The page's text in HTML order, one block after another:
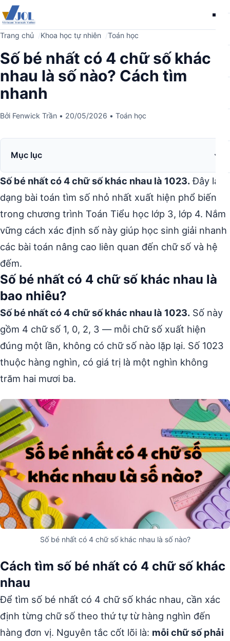
Trang chủ Khoa học tự nhiên Toán học
Số bé nhất có 4 chữ số khác
nhau là số nào? Cách tìm
nhanh
Bởi Fenwick Trần • 20/05/2026 • Toán học
Mục lục
Số bé nhất có 4 chữ số khác nhau là 1023.Đây là
dạng bài toán tìm số nhỏ nhất xuất hiện phổ biến
trong chương trình Toán Tiểu học lớp 3, lớp 4. Nắm
vững cách xác định số này giúp học sinh giải nhanh
các bài toán nâng cao liên quan đến chữ số và hệ
đếm.
Số bé nhất có 4 chữ số khác nhau là
bao nhiêu?
Số bé nhất có 4 chữ số khác nhau là 1023. Số này
gồm 4 chữ số 1, 0, 2, 3 — mỗi chữ số xuất hiện
đúng một lần, không có chữ số nào lặp lại. Số 1023
thuộc hàng nghìn, có giá trị là một nghìn không
trăm hai mươi ba.
Số bé nhất có 4 chữ số khác nhau là số nào?
Cách tìm số bé nhất có 4 chữ số khác
nhau
Để tìm số bé nhất có 4 chữ số khác nhau, cần xác
định từng chữ số theo thứ tự từ hàng nghìn đến
hàng đơn vị. Nguyên tắc cốt lõi là: mỗi chữ số phải